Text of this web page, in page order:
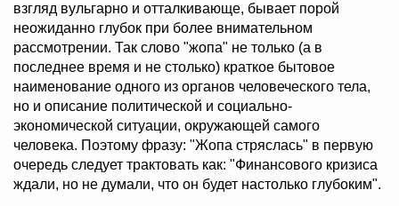
взгляд вульгарно и отталкивающе, бывает порой
неожиданно глубок при более внимательном
рассмотрении. Так слово "жопа" не только (а в
последнее время и не столько) краткое бытовое
наименование одного из органов человеческого тела,
но и описание политической и социально-
экономической ситуации, окружающей самого
человека. Поэтому фразу: "Жопа стряслась" в первую
очередь следует трактовать как: "Финансового кризиса
ждали, но не думали, что он будет настолько глубоким".